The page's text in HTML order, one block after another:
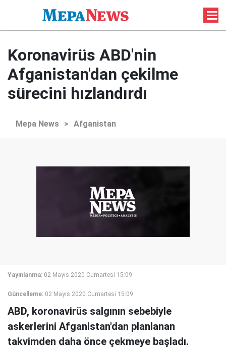
Koronavirüs ABD'nin
Afganistan'dan çekilme
sürecini hızlandırdı
Mepa News > Afganistan
Yayınlanma: 02 Mayıs 2020 Cumartesi 15:09
Güncelleme: 02 Mayıs 2020 Cumartesi 15:09
ABD, koronavirüs salgının sebebiyle
askerlerini Afganistan'dan planlanan
takvimden daha önce çekmeye başladı.